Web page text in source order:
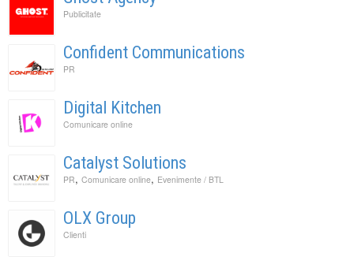
Publicitate
Confident Communications
PR
Digital Kitchen
Comunicare online
Catalyst Solutions
PR, Comunicare online, Evenimente / BTL
OLX Group
Clienti